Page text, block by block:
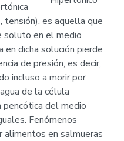
tensión). es aquella que
soluto en el medio
dicha solución pierde
de presión, es decir,
incluso a morir por
de la célula
pencótica del medio
Fenómenos
alimentos en salmueras